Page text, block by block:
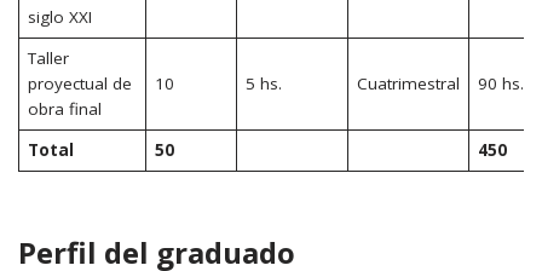
siglo XXI
Taller
proyectual de
obra final
10 5 hs. Cuatrimestral 90 hs.
Total 50 450
Perfil del graduado